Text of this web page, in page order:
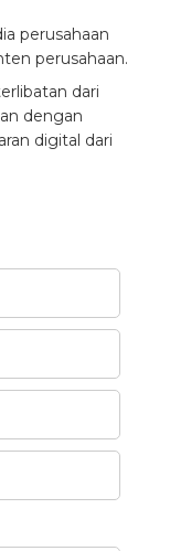
perusahaan
perusahaan.
dari
dengan
digital dari